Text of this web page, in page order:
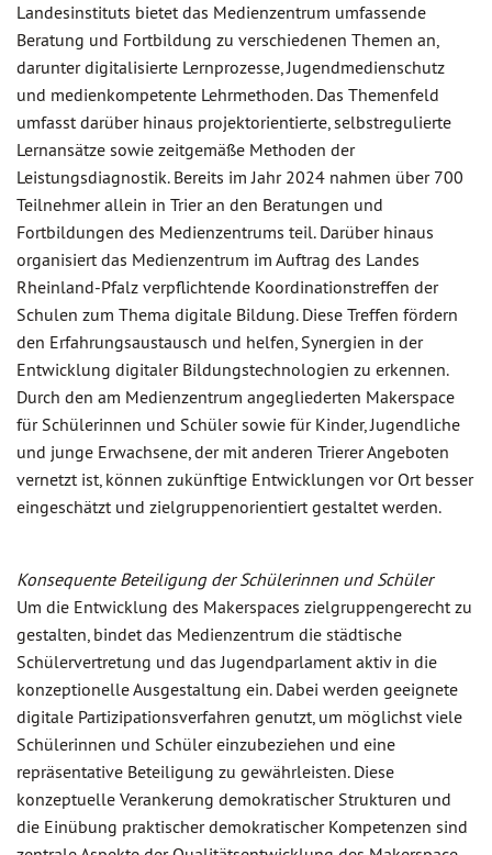
Landesinstituts bietet das Medienzentrum umfassende
Beratung und Fortbildung zu verschiedenen Themen an,
darunter digitalisierte Lernprozesse, Jugendmedienschutz
und medienkompetente Lehrmethoden. Das Themenfeld
umfasst darüber hinaus projektorientierte, selbstregulierte
Lernansätze sowie zeitgemäße Methoden der
Leistungsdiagnostik. Bereits im Jahr 2024 nahmen über 700
Teilnehmer allein in Trier an den Beratungen und
Fortbildungen des Medienzentrums teil. Darüber hinaus
organisiert das Medienzentrum im Auftrag des Landes
Rheinland-Pfalz verpflichtende Koordinationstreffen der
Schulen zum Thema digitale Bildung. Diese Treffen fördern
den Erfahrungsaustausch und helfen, Synergien in der
Entwicklung digitaler Bildungstechnologien zu erkennen.
Durch den am Medienzentrum angegliederten Makerspace
für Schülerinnen und Schüler sowie für Kinder, Jugendliche
und junge Erwachsene, der mit anderen Trierer Angeboten
vernetzt ist, können zukünftige Entwicklungen vor Ort besser
eingeschätzt und zielgruppenorientiert gestaltet werden.
Konsequente Beteiligung der Schülerinnen und Schüler
Um die Entwicklung des Makerspaces zielgruppengerecht zu
gestalten, bindet das Medienzentrum die städtische
Schülervertretung und das Jugendparlament aktiv in die
konzeptionelle Ausgestaltung ein. Dabei werden geeignete
digitale Partizipationsverfahren genutzt, um möglichst viele
Schülerinnen und Schüler einzubeziehen und eine
repräsentative Beteiligung zu gewährleisten. Diese
konzeptuelle Verankerung demokratischer Strukturen und
die Einübung praktischer demokratischer Kompetenzen sind